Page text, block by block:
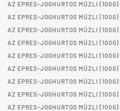
AZ EPRES-JOGHURTOS MÜZLI (100G)
AZ EPRES-JOGHURTOS MÜZLI (100G)
AZ EPRES-JOGHURTOS MÜZLI (100G)
AZ EPRES-JOGHURTOS MÜZLI (100G)
AZ EPRES-JOGHURTOS MÜZLI (100G)
AZ EPRES-JOGHURTOS MÜZLI (100G)
AZ EPRES-JOGHURTOS MÜZLI (100G)
AZ EPRES-JOGHURTOS MÜZLI (100G)
AZ EPRES-JOGHURTOS MÜZLI (100G)